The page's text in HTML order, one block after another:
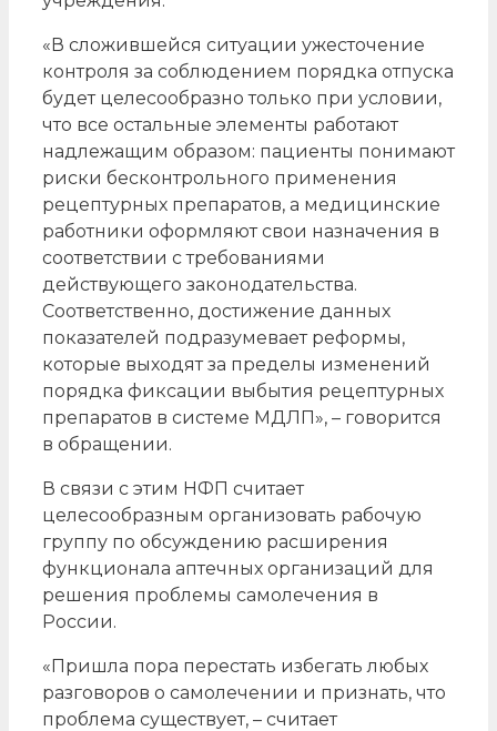
«В сложившейся ситуации ужесточение
контроля за соблюдением порядка отпуска
будет целесообразно только при условии,
что все остальные элементы работают
надлежащим образом: пациенты понимают
риски бесконтрольного применения
рецептурных препаратов, а медицинские
работники оформляют свои назначения в
соответствии с требованиями
действующего законодательства.
Соответственно, достижение данных
показателей подразумевает реформы,
которые выходят за пределы изменений
порядка фиксации выбытия рецептурных
препаратов в системе МДЛП», – говорится
в обращении.
В связи с этим НФП считает
целесообразным организовать рабочую
группу по обсуждению расширения
функционала аптечных организаций для
решения проблемы самолечения в
России.
«Пришла пора перестать избегать любых
разговоров о самолечении и признать, что
проблема существует, – считает